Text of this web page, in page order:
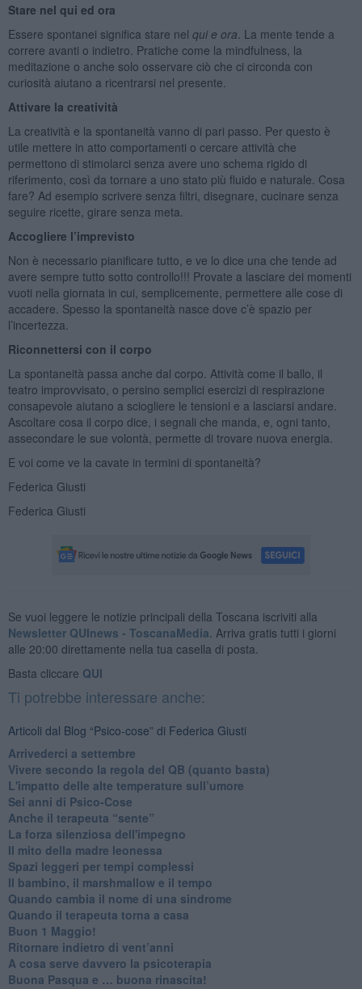
Stare nel qui ed ora
Essere spontanei significa stare nel qui e ora . La mente tende a
correre avanti o indietro. Pratiche come la mindfulness, la
meditazione o anche solo osservare ciò che ci circonda con
curiosità aiutano a ricentrarsi nel presente.
Attivare la creatività
La creatività e la spontaneità vanno di pari passo. Per questo è
utile mettere in atto comportamenti o cercare attività che
permettono di stimolarci senza avere uno schema rigido di
riferimento, così da tornare a uno stato più fluido e naturale. Cosa
fare? Ad esempio scrivere senza filtri, disegnare, cucinare senza
seguire ricette, girare senza meta.
Accogliere l’imprevisto
Non è necessario pianificare tutto, e ve lo dice una che tende ad
avere sempre tutto sotto controllo!!! Provate a lasciare dei momenti
vuoti nella giornata in cui, semplicemente, permettere alle cose di
accadere. Spesso la spontaneità nasce dove c’è spazio per
l’incertezza.
Riconnettersi con il corpo
La spontaneità passa anche dal corpo. Attività come il ballo, il
teatro improvvisato, o persino semplici esercizi di respirazione
consapevole aiutano a sciogliere le tensioni e a lasciarsi andare.
Ascoltare cosa il corpo dice, i segnali che manda, e, ogni tanto,
assecondare le sue volontà, permette di trovare nuova energia.
E voi come ve la cavate in termini di spontaneità?
Federica Giusti
Federica Giusti
Se vuoi leggere le notizie principali della Toscana iscriviti alla
Newsletter QUInews - ToscanaMedia. Arriva gratis tutti i giorni
alle 20:00 direttamente nella tua casella di posta.
Basta cliccare QUI
Ti potrebbe interessare anche:
Articoli dal Blog “Psico-cose” di Federica Giusti
​Arrivederci a settembre
​Vivere secondo la regola del QB (quanto basta)
​L'impatto delle alte temperature sull’umore
Sei anni di Psico-Cose
​Anche il terapeuta “sente”
​La forza silenziosa dell'impegno
​Il mito della madre leonessa
Spazi leggeri per tempi complessi
Il bambino, il marshmallow e il tempo
​Quando cambia il nome di una sindrome
​Quando il terapeuta torna a casa
​Buon 1 Maggio!
Ritornare indietro di vent’anni
​A cosa serve davvero la psicoterapia
​Buona Pasqua e … buona rinascita!